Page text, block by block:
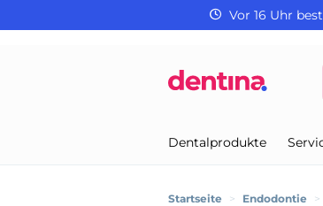
Vor 16 Uhr
Dentalprodukte
Startseite > Endodontie >